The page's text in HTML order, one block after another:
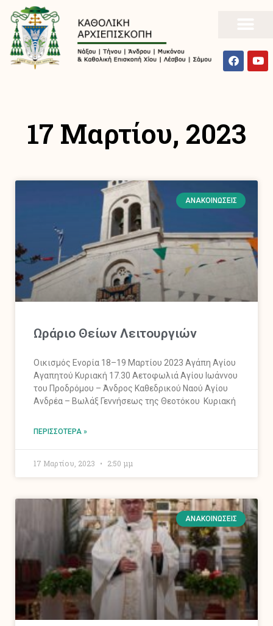
17 Μαρτίου, 2023
ΑΝΑΚΟΙΝΏΣΕΙΣ
Ωράριο Θείων Λειτουργιών
Οικισμός Ενορία 18–19 Μαρτίου 2023 Αγάπη Αγίου
Αγαπητού Κυριακή 17.30 Αετοφωλιά Αγίου Ιωάννου
του Προδρόμου – Άνδρος Καθεδρικού Ναού Αγίου
Ανδρέα – Βωλάξ Γεννήσεως της Θεοτόκου Κυριακή
ΠΕΡΙΣΣΌΤΕΡΑ »
17 Μαρτίου, 2023 2:50 μμ
ΑΝΑΚΟΙΝΏΣΕΙΣ